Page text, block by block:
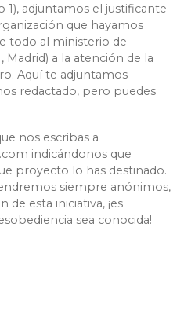
adjuntamos el justificante
que hayamos
todo al ministerio de
Madrid) a la atención de la
Aquí te adjuntamos
redactado, pero puedes
nos escribas a
indicándonos que
proyecto lo has destinado.
siempre anónimos,
esta iniciativa, ¡es
sea conocida!